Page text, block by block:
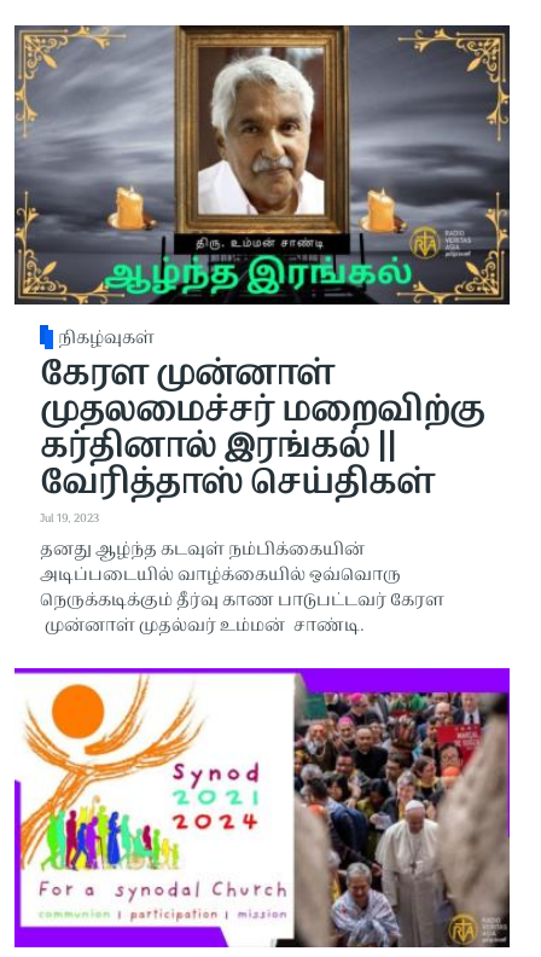
நிகழ்வுகள்
கேரள முன்னாள்
முதலமைச்சர் மறைவிற்கு
கர்தினால் இரங்கல் ||
வேரித்தாஸ் செய்திகள்
Jul 19, 2023
தனது ஆழ்ந்த கடவுள் நம்பிக்கையின்
அடிப்படையில் வாழ்க்கையில் ஒவ்வொரு
நெருக்கடிக்கும் தீர்வு காண பாடுபட்டவர் கேரள
முன்னாள் முதல்வர் உம்மன் சாண்டி.